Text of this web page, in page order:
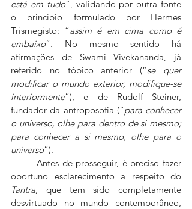
está em tudo”, validando por outra fonte
o princípio formulado por Hermes
Trismegisto: “assim é em cima como é
embaixo”. No mesmo sentido há
afirmações de Swami Vivekananda, já
referido no tópico anterior (“se quer
modificar o mundo exterior, modifique-se
interiormente”), e de Rudolf Steiner,
fundador da antroposofia (“para conhecer
o universo, olhe para dentro de si mesmo;
para conhecer a si mesmo, olhe para o
universo”).
Tantra, que tem sido completamente
desvirtuado no mundo contemporâneo,